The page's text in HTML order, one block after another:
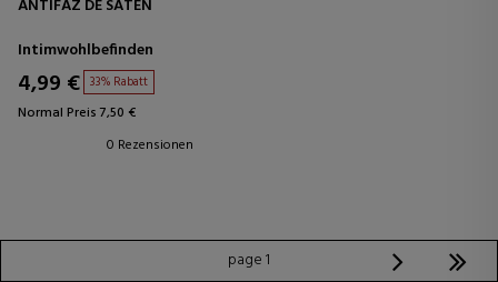
ANTIFAZ DE SATÉN
Intimwohlbefinden
4,99 € 33% Rabatt
Normal Preis 7,50 €
0 Rezensionen
page 1